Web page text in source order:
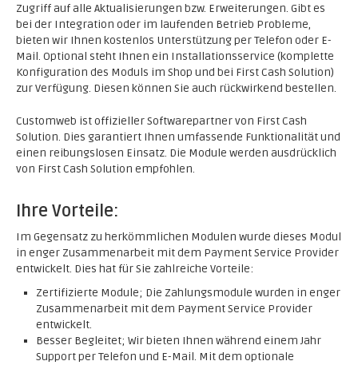
Zugriff auf alle Aktualisierungen bzw. Erweiterungen. Gibt es
bei der Integration oder im laufenden Betrieb Probleme,
bieten wir Ihnen kostenlos Unterstützung per Telefon oder E-
Mail. Optional steht Ihnen ein Installationsservice (komplette
Konfiguration des Moduls im Shop und bei First Cash Solution)
zur Verfügung. Diesen können Sie auch rückwirkend bestellen.
Customweb ist offizieller Softwarepartner von First Cash
Solution. Dies garantiert Ihnen umfassende Funktionalität und
einen reibungslosen Einsatz. Die Module werden ausdrücklich
von First Cash Solution empfohlen.
Ihre Vorteile:
Im Gegensatz zu herkömmlichen Modulen wurde dieses Modul
in enger Zusammenarbeit mit dem Payment Service Provider
entwickelt. Dies hat für Sie zahlreiche Vorteile:
Zertifizierte Module; Die Zahlungsmodule wurden in enger
Zusammenarbeit mit dem Payment Service Provider
entwickelt.
Besser Begleitet; Wir bieten Ihnen während einem Jahr
Support per Telefon und E-Mail. Mit dem optionale